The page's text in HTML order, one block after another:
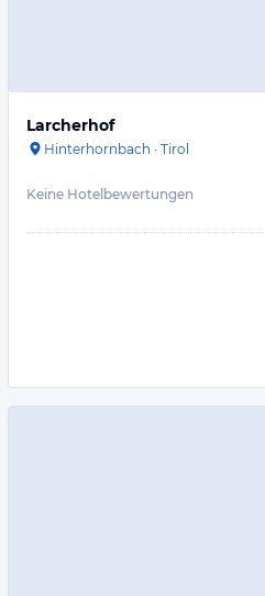
Larcherhof
Hinterhornbach · Tirol
Keine Hotelbewertungen